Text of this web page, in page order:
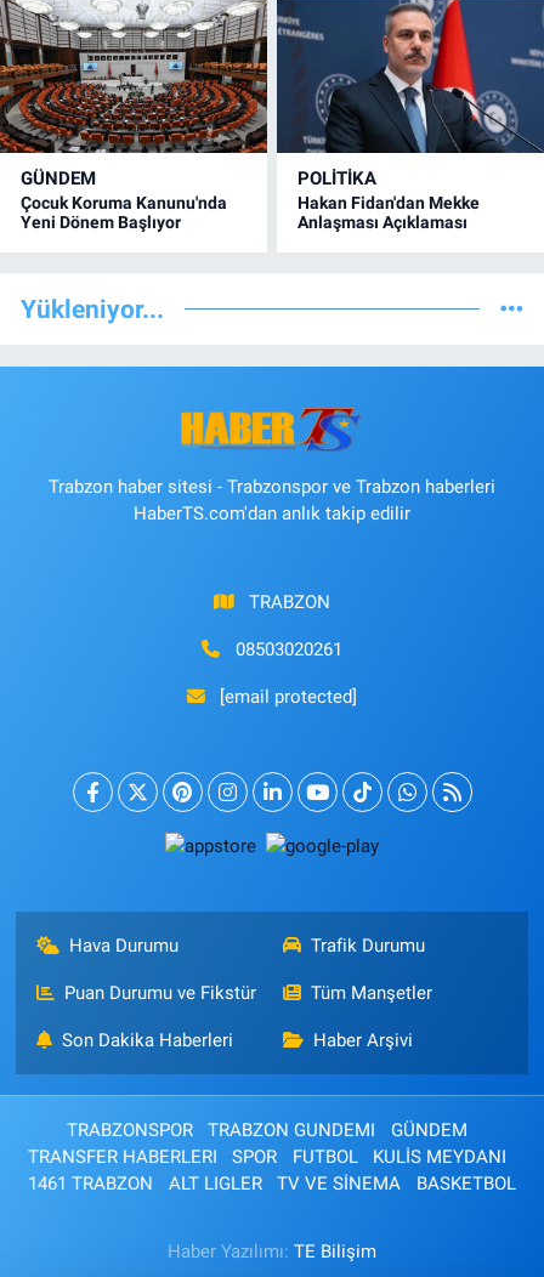
GÜNDEM
Çocuk Koruma Kanunu'nda
Yeni Dönem Başlıyor
POLİTİKA
Hakan Fidan'dan Mekke
Anlaşması Açıklaması
Yükleniyor...
Trabzon haber sitesi - Trabzonspor ve Trabzon haberleri
HaberTS.com'dan anlık takip edilir
TRABZON
08503020261
[email protected]
Hava Durumu Trafik Durumu
Puan Durumu ve Fikstür Tüm Manşetler
Son Dakika Haberleri Haber Arşivi
TRABZONSPOR TRABZON GUNDEMI
GÜNDEM
TRANSFER HABERLERI
SPOR FUTBOL
KULİS MEYDANI
1461 TRABZON
ALT LIGLER TV VE SİNEMA BASKETBOL
Haber Yazılımı: TE Bilişim